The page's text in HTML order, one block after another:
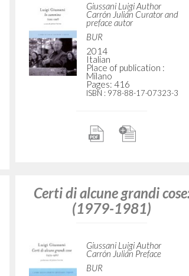
Giussani Luigi Author
Carrón Julián Curator and
preface autor
BUR
2014
Italian
Place of publication :
Milano
Pages: 416
ISBN : 978-88-17-07323-3
Certi di alcune grandi
(1979-1981)
Giussani Luigi Author
Carrón Julián Preface
BUR